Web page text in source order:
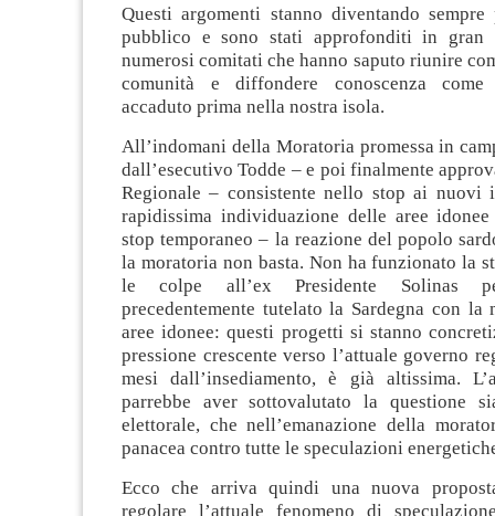
Questi argomenti stanno diventando
pubblico e sono stati approfonditi in gran
numerosi comitati che hanno saputo riunire
comunità e diffondere conoscenza come
accaduto prima nella nostra isola.
All’indomani della Moratoria promessa in
dall’esecutivo Todde – e poi finalmente
Regionale – consistente nello stop ai nuovi
rapidissima individuazione delle aree
stop temporaneo – la reazione del popolo
la moratoria non basta. Non ha funzionato la
le colpe all’ex Presidente Solinas
precedentemente tutelato la Sardegna con la
aree idonee: questi progetti si stanno
pressione crescente verso l’attuale governo
mesi dall’insediamento, è già altissima.
parrebbe aver sottovalutato la questione
elettorale, che nell’emanazione della
panacea contro tutte le speculazioni
Ecco che arriva quindi una nuova
regolare l’attuale fenomeno di